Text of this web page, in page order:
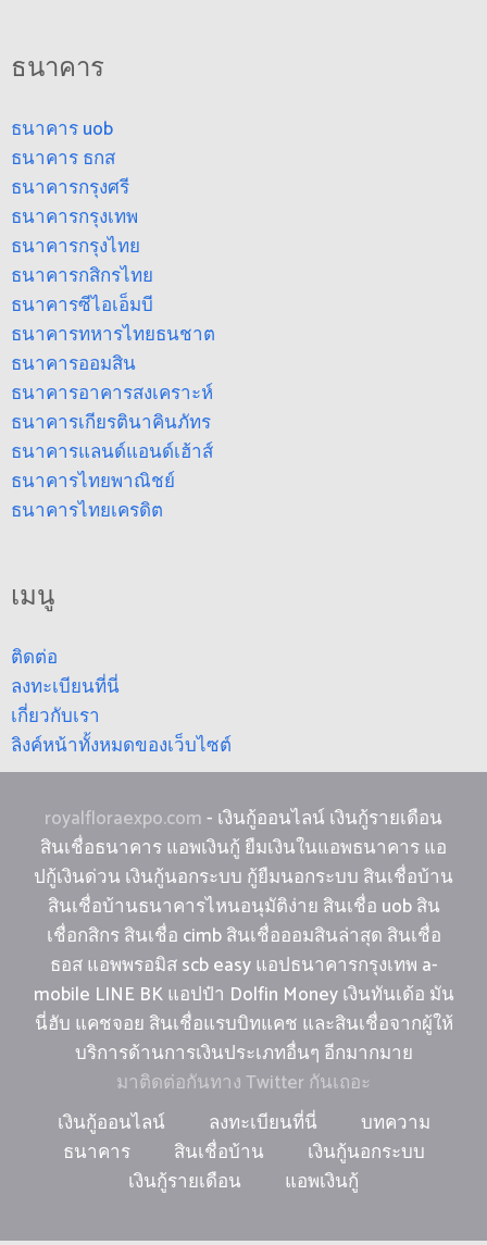
ธนาคาร
ธนาคาร uob
ธนาคาร ธกส
ธนาคารกรุงศรี
ธนาคารกรุงเทพ
ธนาคารกรุงไทย
ธนาคารกสิกรไทย
ธนาคารซีไอเอ็มบี
ธนาคารทหารไทยธนชาต
ธนาคารออมสิน
ธนาคารอาคารสงเคราะห์
ธนาคารเกียรตินาคินภัทร
ธนาคารแลนด์แอนด์เฮ้าส์
ธนาคารไทยพาณิชย์
ธนาคารไทยเครดิต
เมนู
ติดต่อ
ลงทะเบียนที่นี่
เกี่ยวกับเรา
ลิงค์หน้าทั้งหมดของเว็บไซต์
royalfloraexpo.com- เงินกู้ออนไลน์ เงินกู้รายเดือน
สินเชื่อธนาคาร แอพเงินกู้ ยืมเงินในแอพธนาคาร แอ
ปกู้เงินด่วน เงินกู้นอกระบบ กู้ยืมนอกระบบ สินเชื่อบ้าน
สินเชื่อบ้านธนาคารไหนอนุมัติง่าย สินเชื่อ uob สิน
เชื่อกสิกร สินเชื่อ cimb สินเชื่อออมสินล่าสุด สินเชื่อ
ธอส แอพพรอมิส scb easy แอปธนาคารกรุงเทพ a-
mobile LINE BK แอปป๋า Dolfin Money เงินทันเด้อ มัน
นี่ฮับ แคชจอย สินเชื่อแรบบิทแคช และสินเชื่อจากผู้ให้
บริการด้านการเงินประเภทอื่นๆ อีกมากมาย
มาติดต่อกันทาง Twitter กันเถอะ
เงินกู้ออนไลน์
ลงทะเบียนที่นี่
บทความ
ธนาคาร
สินเชื่อบ้าน
เงินกู้นอกระบบ
เงินกู้รายเดือน
แอพเงินกู้